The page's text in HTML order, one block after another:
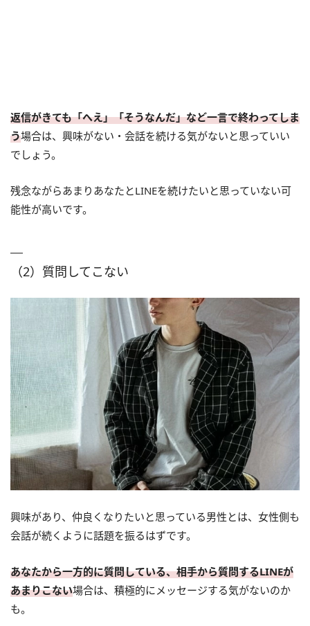
返信がきても「へえ」「そうなんだ」など一言で終わってしま
う場合は、興味がない・会話を続ける気がないと思っていい
でしょう。
残念ながらあまりあなたとLINEを続けたいと思っていない可
能性が高いです。
（2）質問してこない
興味があり、仲良くなりたいと思っている男性とは、女性側も
会話が続くように話題を振るはずです。
あなたから一方的に質問している、相手から質問するLINEが
あまりこない場合は、積極的にメッセージする気がないのか
も。